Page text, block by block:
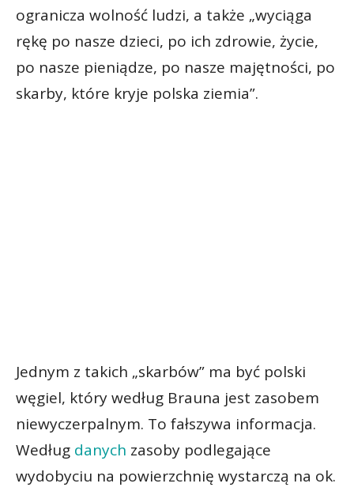
ogranicza wolność ludzi, a także „wyciąga
rękę po nasze dzieci, po ich zdrowie, życie,
po nasze pieniądze, po nasze majętności, po
skarby, które kryje polska ziemia”.
Jednym z takich „skarbów” ma być polski
węgiel, który według Brauna jest zasobem
niewyczerpalnym. To fałszywa informacja.
Według danych zasoby podlegające
wydobyciu na powierzchnię wystarczą na ok.